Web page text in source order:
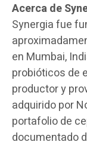
Acerca de
Synergia fue
en Mumbai,
probióticos de
productor y
adquirido por
portafolio de
documentado